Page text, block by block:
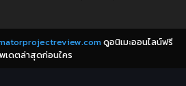
ผ่านวัย(6)
ดูอนิเมะออนไลน์ฟรี
เดตล่าสุดก่อนใคร